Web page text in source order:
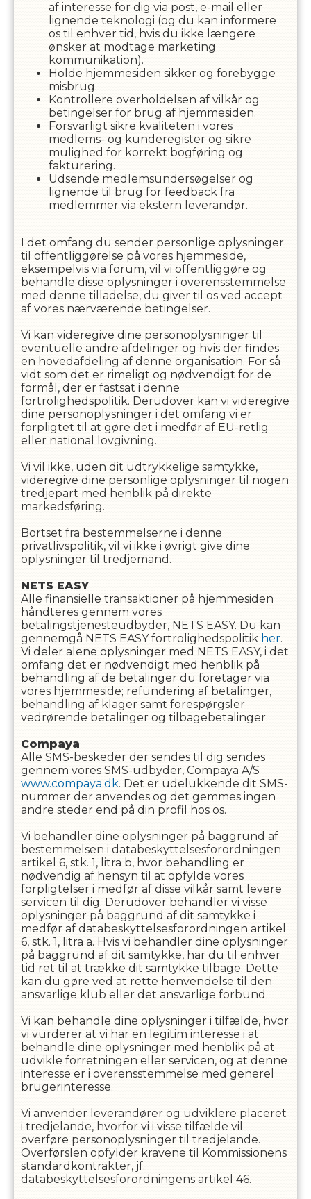
af interesse for dig via post, e-mail eller
lignende teknologi (og du kan informere
os til enhver tid, hvis du ikke længere
ønsker at modtage marketing
kommunikation).
Holde hjemmesiden sikker og forebygge
misbrug.
Kontrollere overholdelsen af ​​vilkår og
betingelser for brug af hjemmesiden.
Forsvarligt sikre kvaliteten i vores
medlems- og kunderegister og sikre
mulighed for korrekt bogføring og
fakturering.
Udsende medlemsundersøgelser og
lignende til brug for feedback fra
medlemmer via ekstern leverandør.
I det omfang du sender personlige oplysninger
til offentliggørelse på vores hjemmeside,
eksempelvis via forum, vil vi offentliggøre og
behandle disse oplysninger i overensstemmelse
med denne tilladelse, du giver til os ved accept
af vores nærværende betingelser.
Vi kan videregive dine personoplysninger til
eventuelle andre afdelinger og hvis der findes
en hovedafdeling af denne organisation. For så
vidt som det er rimeligt og nødvendigt for de
formål, der er fastsat i denne
fortrolighedspolitik. Derudover kan vi videregive
dine personoplysninger i det omfang vi er
forpligtet til at gøre det i medfør af EU-retlig
eller national lovgivning.
Vi vil ikke, uden dit udtrykkelige samtykke,
videregive dine personlige oplysninger til nogen
tredjepart med henblik på direkte
markedsføring.
Bortset fra bestemmelserne i denne
privatlivspolitik, vil vi ikke i øvrigt give dine
oplysninger til tredjemand.
NETS EASY
Alle finansielle transaktioner på hjemmesiden
håndteres gennem vores
betalingstjenesteudbyder, NETS EASY. Du kan
gennemgå NETS EASY fortrolighedspolitik her.
Vi deler alene oplysninger med NETS EASY, i det
omfang det er nødvendigt med henblik på
behandling af de betalinger du foretager via
vores hjemmeside; refundering af betalinger,
behandling af klager samt forespørgsler
vedrørende betalinger og tilbagebetalinger.
Compaya
Alle SMS-beskeder der sendes til dig sendes
gennem vores SMS-udbyder, Compaya A/S
www.compaya.dk. Det er udelukkende dit SMS-
nummer der anvendes og det gemmes ingen
andre steder end på din profil hos os.
Vi behandler dine oplysninger på baggrund af
bestemmelsen i databeskyttelsesforordningen
artikel 6, stk. 1, litra b, hvor behandling er
nødvendig af hensyn til at opfylde vores
forpligtelser i medfør af disse vilkår samt levere
servicen til dig. Derudover behandler vi visse
oplysninger på baggrund af dit samtykke i
medfør af databeskyttelsesforordningen artikel
6, stk. 1, litra a. Hvis vi behandler dine oplysninger
på baggrund af dit samtykke, har du til enhver
tid ret til at trække dit samtykke tilbage. Dette
kan du gøre ved at rette henvendelse til den
ansvarlige klub eller det ansvarlige forbund.
Vi kan behandle dine oplysninger i tilfælde, hvor
vi vurderer at vi har en legitim interesse i at
behandle dine oplysninger med henblik på at
udvikle forretningen eller servicen, og at denne
interesse er i overensstemmelse med generel
brugerinteresse.
Vi anvender leverandører og udviklere placeret
i tredjelande, hvorfor vi i visse tilfælde vil
overføre personoplysninger til tredjelande.
Overførslen opfylder kravene til Kommissionens
standardkontrakter, jf.
databeskyttelsesforordningens artikel 46.